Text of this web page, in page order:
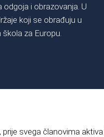
i obrazovanja. U
koji se obrađuju u
za Europu.
svega članovima